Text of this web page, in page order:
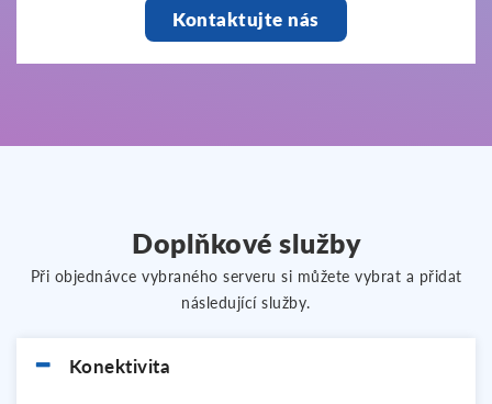
Kontaktujte nás
Doplňkové služby
Při objednávce vybraného serveru si můžete vybrat a přidat
následující služby.
Konektivita